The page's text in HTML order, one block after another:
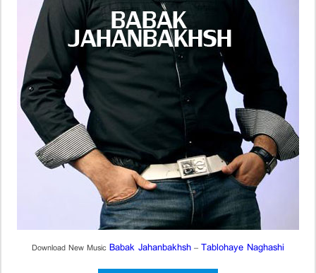
Download New MusicBabak Jahanbakhsh–Tablohaye Naghashi